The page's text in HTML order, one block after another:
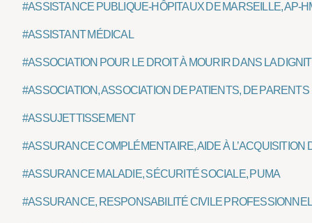
#ASSISTANCE PUBLIQUE-HÔPITAUX DE MARSEILLE, AP-
#ASSISTANT MÉDICAL
#ASSOCIATION POUR LE DROIT À MOURIR DANS LA
#ASSOCIATION, ASSOCIATION DE PATIENTS, DE PARENTS
#ASSUJETTISSEMENT
#ASSURANCE COMPLÉMENTAIRE, AIDE À L’ACQUISITION
#ASSURANCE MALADIE, SÉCURITÉ SOCIALE, PUMA
#ASSURANCE, RESPONSABILITÉ CIVILE